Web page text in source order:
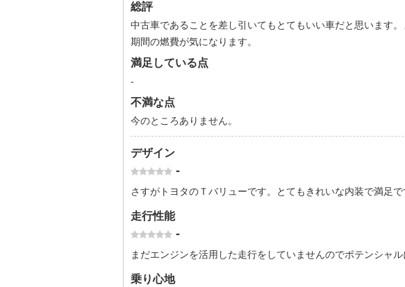
総評
中古車であることを差し引いてもとてもいい車だと思います
期間の燃費が気になります。
満足している点
-
不満な点
今のところありません。
デザイン
-
さすがトヨタのＴバリューです。とてもきれいな内装で満足で
走行性能
-
まだエンジンを活用した走行をしていませんのでポテンシャル
乗り心地